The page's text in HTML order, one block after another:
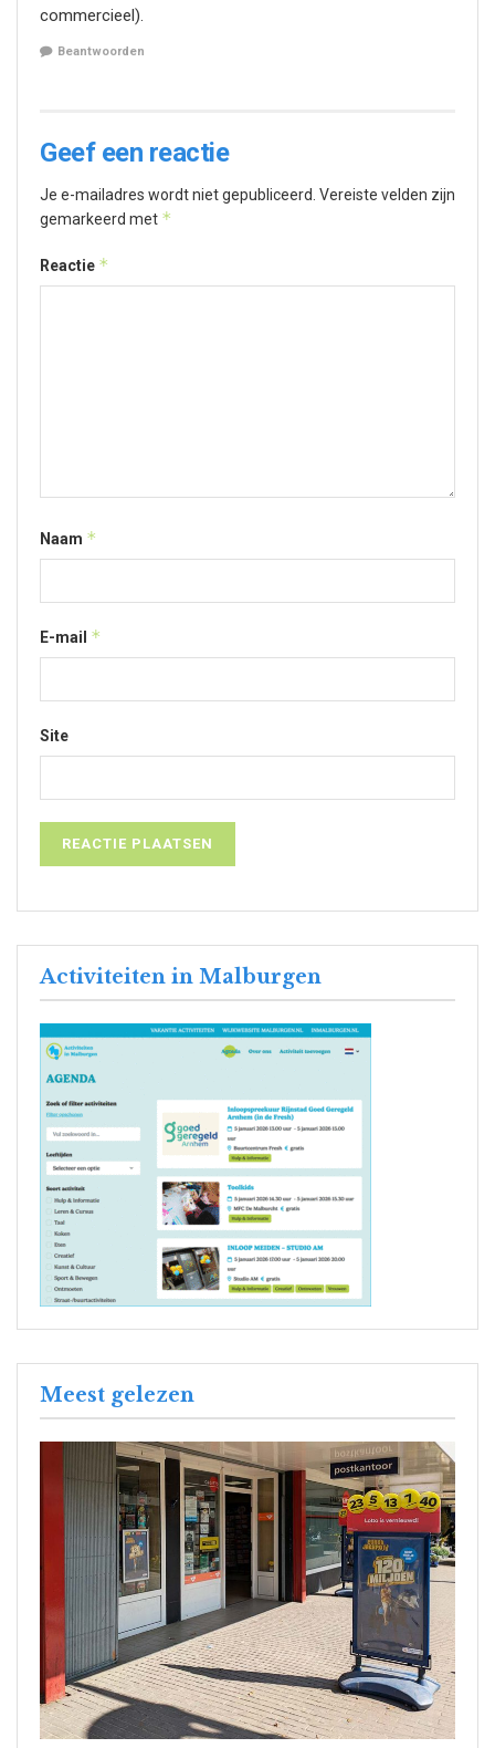
commercieel).
Beantwoorden
Geef een reactie
Je e-mailadres wordt niet gepubliceerd. Vereiste velden zijn
gemarkeerd met *
Reactie *
Naam *
E-mail *
Site
Activiteiten in Malburgen
Meest gelezen